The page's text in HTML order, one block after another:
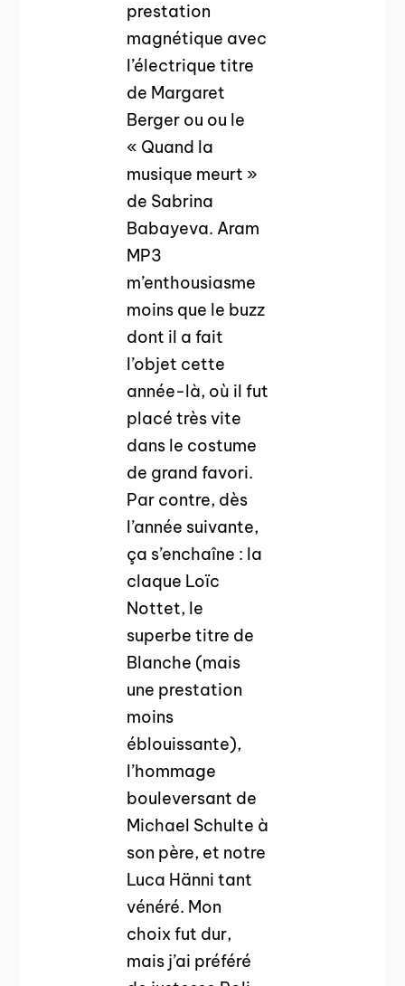
prestation
magnétique avec
l’électrique titre
de Margaret
Berger ou ou le
« Quand la
musique meurt »
de Sabrina
Babayeva. Aram
MP3
m’enthousiasme
moins que le buzz
dont il a fait
l’objet cette
année-là, où il fut
placé très vite
dans le costume
de grand favori.
Par contre, dès
l’année suivante,
ça s’enchaîne : la
claque Loïc
Nottet, le
superbe titre de
Blanche (mais
une prestation
moins
éblouissante),
l’hommage
bouleversant de
Michael Schulte à
son père, et notre
Luca Hänni tant
vénéré. Mon
choix fut dur,
mais j’ai préféré